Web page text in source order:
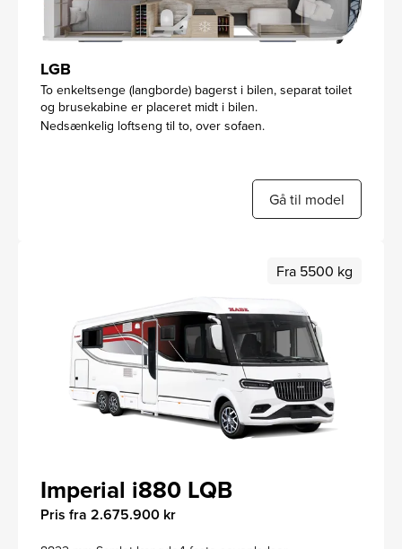
LGB
To enkeltsenge (langborde) bagerst i bilen, separat toilet
og brusekabine er placeret midt i bilen.
Nedsænkelig loftseng til to, over sofaen.
Gå til model
Fra 5500 kg
Imperial i880 LQB
Pris fra 2.675.900 kr